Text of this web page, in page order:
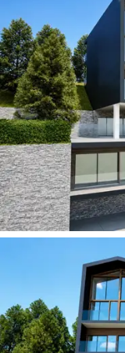
O layout dos
orquestrado para
alpino,
rejuvenescimento
níveis inferiores,
realçado pelo
se umspa
equipada com a
área de dormir
elegância,cada
adornada com
medida. Um
a propriedade,
a hóspedes
logística é